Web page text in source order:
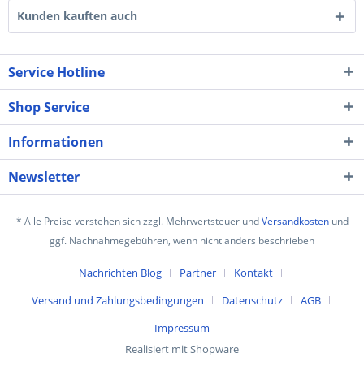
Kunden kauften auch
Service Hotline
Shop Service
Informationen
Newsletter
* Alle Preise verstehen sich zzgl. Mehrwertsteuer undVersandkostenund
ggf. Nachnahmegebühren, wenn nicht anders beschrieben
Nachrichten Blog Partner
Kontakt
Versand und Zahlungsbedingungen
Datenschutz
AGB
Impressum
Realisiert mit Shopware